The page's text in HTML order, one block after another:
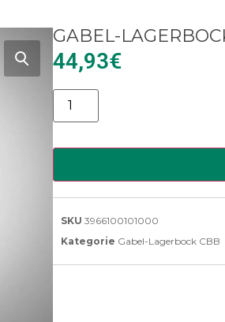
GABEL-
44,93€
Alternative:
SKU 3966100101000
Kategorie Gabel-Lagerbock CBB